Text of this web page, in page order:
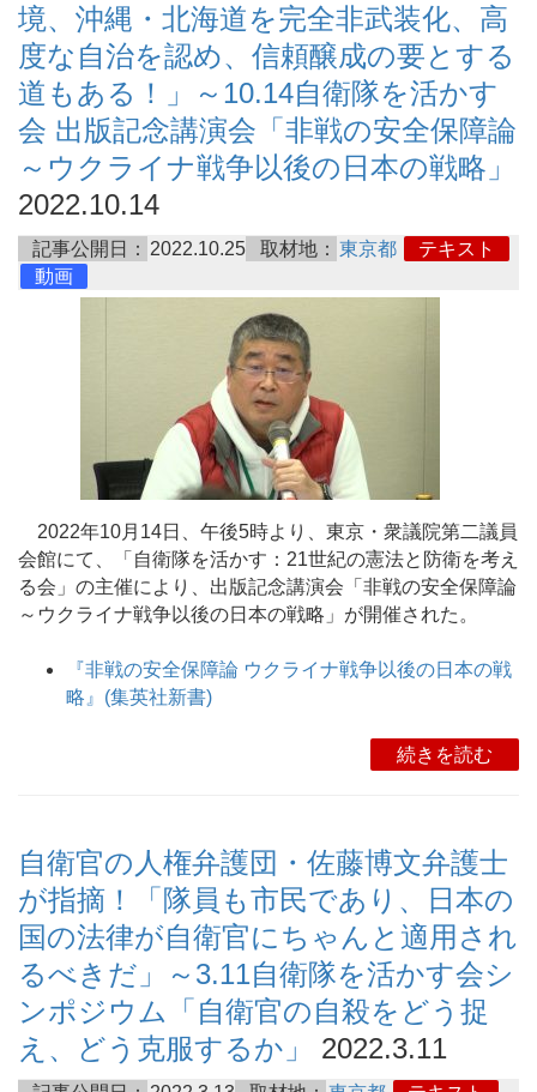
境、沖縄・北海道を完全非武装化、高
度な自治を認め、信頼醸成の要とする
道もある！」～10.14自衛隊を活かす
会 出版記念講演会「非戦の安全保障論
～ウクライナ戦争以後の日本の戦略」
2022.10.14
記事公開日： 2022.10.25 取材地： 東京都
テキスト
動画
2022年10月14日、午後5時より、東京・衆議院第二議員
会館にて、「自衛隊を活かす：21世紀の憲法と防衛を考え
る会」の主催により、出版記念講演会「非戦の安全保障論
～ウクライナ戦争以後の日本の戦略」が開催された。
『非戦の安全保障論 ウクライナ戦争以後の日本の戦
略』(集英社新書)
続きを読む
自衛官の人権弁護団・佐藤博文弁護士
が指摘！「隊員も市民であり、日本の
国の法律が自衛官にちゃんと適用され
るべきだ」～3.11自衛隊を活かす会シ
ンポジウム「自衛官の自殺をどう捉
え、どう克服するか」
2022.3.11